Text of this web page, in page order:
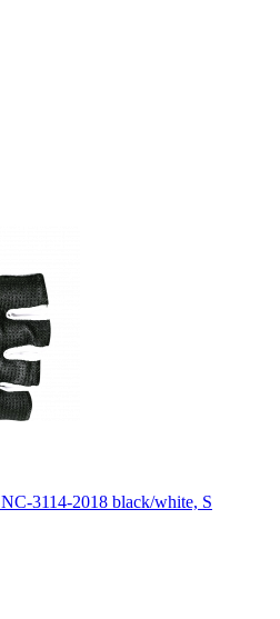
3114-2018 black/white, S